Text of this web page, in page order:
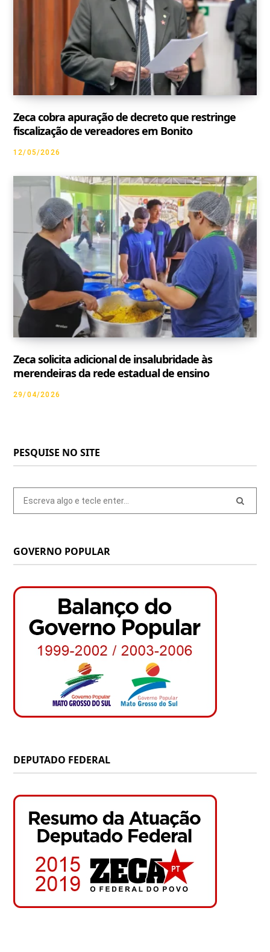
Zeca cobra apuração de decreto que restringe
fiscalização de vereadores em Bonito
12/05/2026
Zeca solicita adicional de insalubridade às
merendeiras da rede estadual de ensino
29/04/2026
PESQUISE NO SITE
GOVERNO POPULAR
DEPUTADO FEDERAL